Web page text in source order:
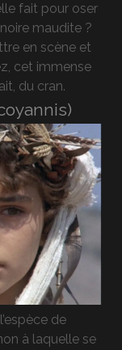
fait pour oser
maudite ?
en scène et
cet immense
du cran.
de
à laquelle se